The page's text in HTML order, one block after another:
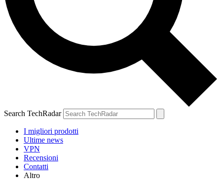
Search TechRadar
I migliori prodotti
Ultime news
VPN
Recensioni
Contatti
Altro